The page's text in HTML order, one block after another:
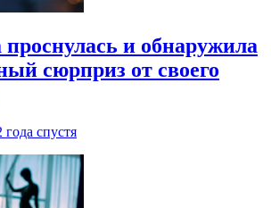
и обнаружила
сюрприз от своего
года спустя